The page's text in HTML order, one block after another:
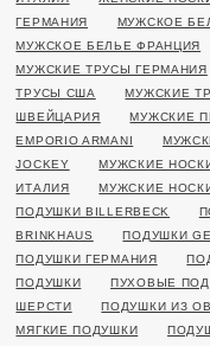
ГЕРМАНИЯ
МУЖСКОЕ
МУЖСКОЕ БЕЛЬЕ ФРАНЦИЯ
МУЖСКИЕ ТРУСЫ ГЕРМАНИЯ
ТРУСЫ США
МУЖСКИЕ
ШВЕЙЦАРИЯ
МУЖСКИЕ
EMPORIO ARMANI
JOCKEY
МУЖСКИЕ
ИТАЛИЯ
МУЖСКИЕ
ПОДУШКИ BILLERBECK
BRINKHAUS
ПОДУШКИ
ПОДУШКИ ГЕРМАНИЯ
ПОДУШКИ
ПУХОВЫЕ
ШЕРСТИ
ПОДУШКИ ИЗ
МЯГКИЕ ПОДУШКИ